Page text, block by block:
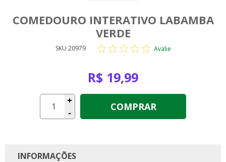
COMEDOURO INTERATIVO LABAMBA
VERDE
SKU 20979 Avalie
R$ 19,99
+
-
COMPRAR
INFORMAÇÕES